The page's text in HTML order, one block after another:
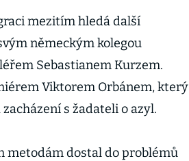
mezitím hledá další
německým kolegou
Sebastianem Kurzem.
Viktorem Orbánem, který
s žadateli o azyl.
metodám dostal do problémů